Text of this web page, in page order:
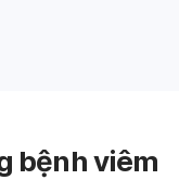
bệnh viêm